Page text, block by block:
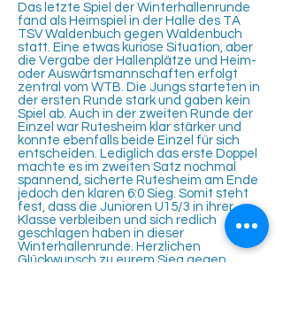
Das letzte Spiel der Winterhallenrunde
fand als Heimspiel in der Halle des TA
TSV Waldenbuch gegen Waldenbuch
statt. Eine etwas kuriose Situation, aber
die Vergabe der Hallenplätze und Heim-
oder Auswärtsmannschaften erfolgt
zentral vom WTB. Die Jungs starteten in
der ersten Runde stark und gaben kein
Spiel ab. Auch in der zweiten Runde der
Einzel war Rutesheim klar stärker und
konnte ebenfalls beide Einzel für sich
entscheiden. Lediglich das erste Doppel
machte es im zweiten Satz nochmal
spannend, sicherte Rutesheim am Ende
jedoch den klaren 6:0 Sieg. Somit steht
fest, dass die Junioren U15/3 in ihrer
Klasse verbleiben und sich redlich
geschlagen haben in dieser
Winterhallenrunde. Herzlichen
Glückwunsch zu eurem Sieg gegen